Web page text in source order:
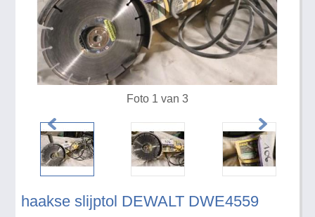
haakse slijptol DEWALT DWE4559
Foto 1 van 3